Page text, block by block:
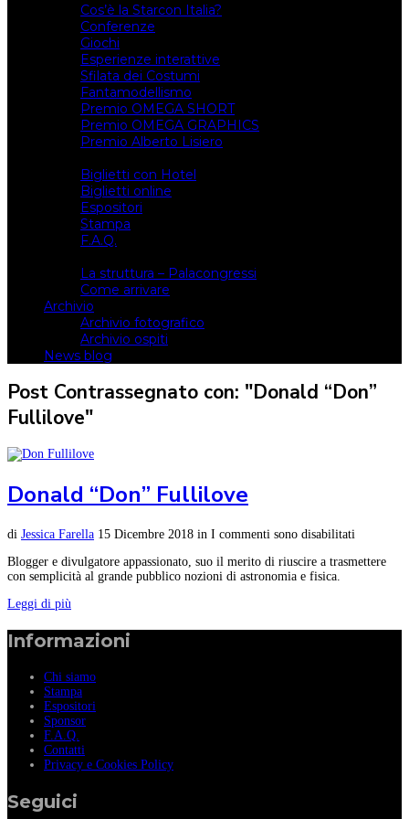
Cos’è la Starcon Italia?
Conferenze
Giochi
Esperienze interattive
Sfilata dei Costumi
Fantamodellismo
Premio OMEGA SHORT
Premio OMEGA GRAPHICS
Premio Alberto Lisiero
Biglietti con Hotel
Biglietti online
Espositori
Stampa
F.A.Q.
La struttura – Palacongressi
Come arrivare
Archivio
Archivio fotografico
Archivio ospiti
News blog
Post Contrassegnato con: "Donald “Don”
Fullilove"
Donald “Don” Fullilove
di Jessica Farella 15 Dicembre 2018 in I commenti sono disabilitati
Blogger e divulgatore appassionato, suo il merito di riuscire a trasmettere
con semplicità al grande pubblico nozioni di astronomia e fisica.
Leggi di più
Informazioni
Chi siamo
Stampa
Espositori
Sponsor
F.A.Q.
Contatti
Privacy e Cookies Policy
Seguici